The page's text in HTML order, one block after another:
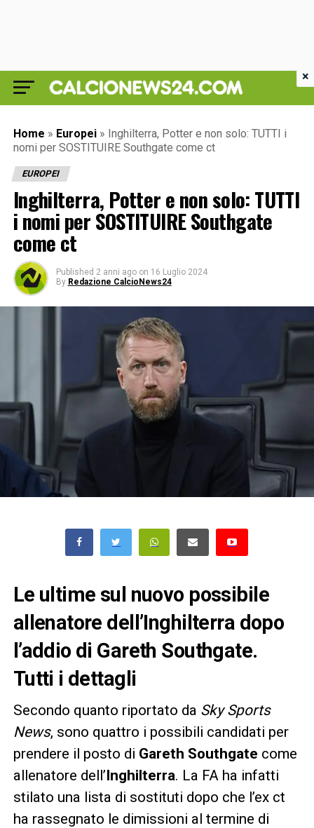
Home » Europei » Inghilterra, Potter e non solo: TUTTI i
nomi per SOSTITUIRE Southgate come ct
EUROPEI
Inghilterra, Potter e non solo: TUTTI
i nomi per SOSTITUIRE Southgate
come ct
Published 2 anni ago on 16 Luglio 2024
By Redazione CalcioNews24
Le ultime sul nuovo possibile
allenatore dell’Inghilterra dopo
l’addio di Gareth Southgate.
Tutti i dettagli
Secondo quanto riportato da Sky Sports
News, sono quattro i possibili candidati per
prendere il posto di Gareth Southgate come
allenatore dell’Inghilterra. La FA ha infatti
stilato una lista di sostituti dopo che l’ex ct
ha rassegnato le dimissioni al termine di
×